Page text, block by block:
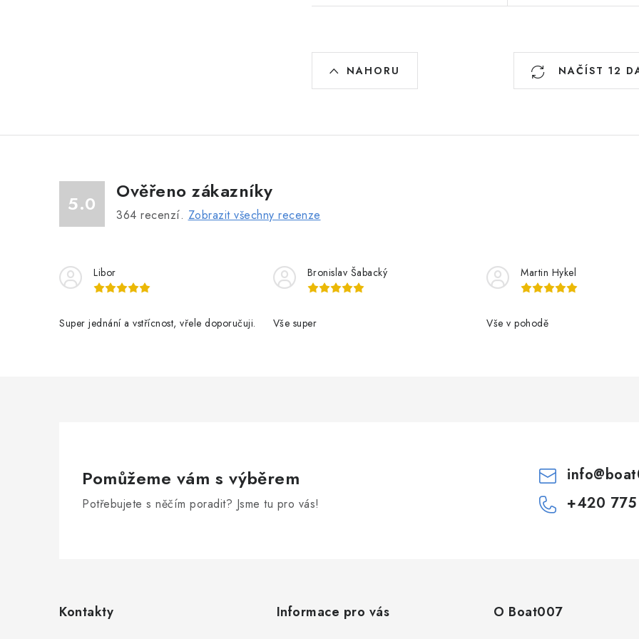
O
v
á
í
r
v
k
NAČÍST 12
NAHORU
5.0
Ověřeno zákazníky
364 recenzí. Zobrazit všechny recenze
Libor
Super jednání a vstřícnost, vřele doporučuji.
Bronislav Šabacký
Vše super
Martin Hykel
Vše v pohodě
Pomůžeme vám s výběrem
Potřebujete s něčím poradit? Jsme tu pro vás!
info@
+420
Kontakty Informace pro vás O Boat007